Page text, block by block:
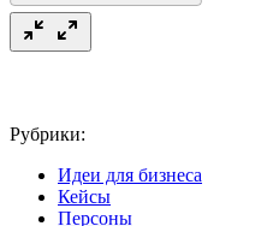
Рубрики:
Идеи для бизнеса
Кейсы
Персоны